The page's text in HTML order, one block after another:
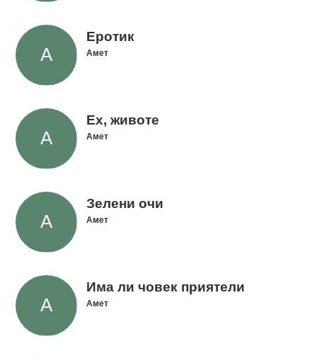
Еротик
Амет
Ех, животе
Амет
Зелени очи
Амет
Има ли човек приятели
Амет